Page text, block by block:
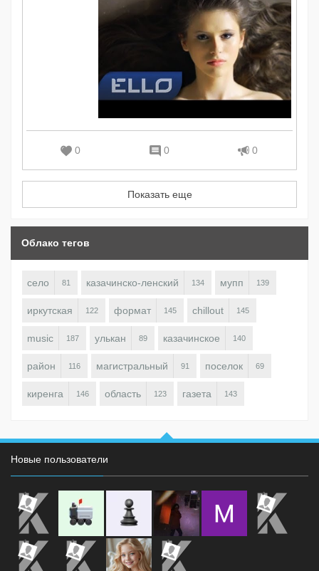
0 0 0
Показать еще
Облако тегов
село 81 казачинско-ленский 134 мупп 139
иркутская 122 формат 145 chillout 145
music 187 улькан 89 казачинское 140
район 116 магистральный 91 поселок 69
киренга 146 область 123 газета 143
Новые пользователи